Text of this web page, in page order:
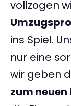
vollzogen
ins Spiel.
nur eine
wir geben
zum